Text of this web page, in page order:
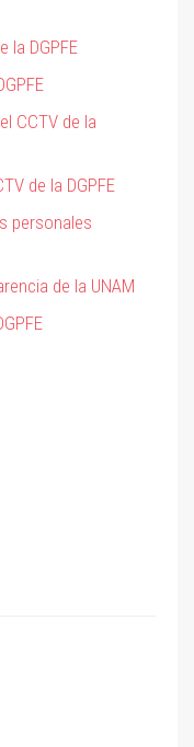
la DGPFE
CCTV de la
de la DGPFE
personales
de la UNAM